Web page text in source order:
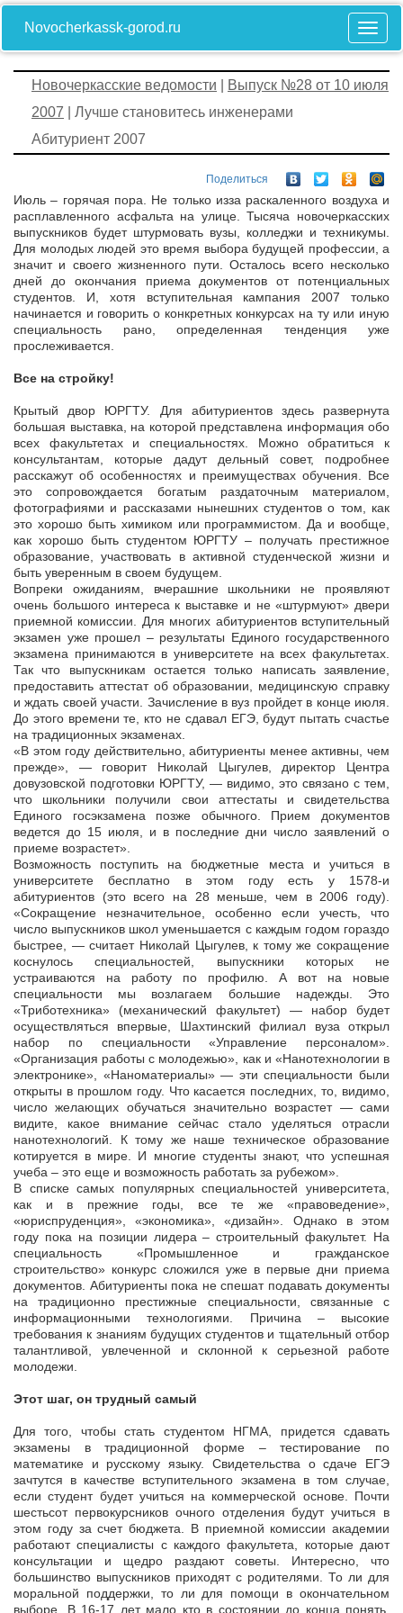
Novocherkassk-gorod.ru
Новочеркасские ведомости
Выпуск №28 от 10 июля
2007 | Лучше становитесь инженерами
Абитуриент 2007
Поделиться
Июль – горячая пора. Не только из­за раскаленного воздуха и
расплавленного асфальта на улице. Тысяча новочеркасских
выпускников будет штурмовать вузы, колледжи и техникумы.
Для молодых людей это время выбора будущей профессии, а
значит и своего жизненного пути. Осталось всего несколько
дней до окончания приема документов от потенциальных
студентов. И, хотя вступительная кампания 2007 только
начинается и говорить о конкретных конкурсах на ту или иную
специальность рано, определенная тенденция уже
прослеживается.
Все на стройку!
Крытый двор ЮРГТУ. Для абитуриентов здесь развернута
большая выставка, на которой представлена информация обо
всех факультетах и специальностях. Можно обратиться к
консультантам, которые дадут дельный совет, подробнее
расскажут об особенностях и преимуществах обучения. Все
это сопровождается богатым раздаточным материалом,
фотографиями и рассказами нынешних студентов о том, как
это хорошо быть химиком или программистом. Да и вообще,
как хорошо быть студентом ЮРГТУ – получать престижное
образование, участвовать в активной студенческой жизни и
быть уверенным в своем будущем.
Вопреки ожиданиям, вчерашние школьники не проявляют
очень большого интереса к выставке и не «штурмуют» двери
приемной комиссии. Для многих абитуриентов вступительный
экзамен уже прошел – результаты Единого государственного
экзамена принимаются в университете на всех факультетах.
Так что выпускникам остается только написать заявление,
предоставить аттестат об образовании, медицинскую справку
и ждать своей участи. Зачисление в вуз пройдет в конце июля.
До этого времени те, кто не сдавал ЕГЭ, будут пытать счастье
на традиционных экзаменах.
«В этом году действительно, абитуриенты менее активны, чем
прежде», — говорит Николай Цыгулев, директор Центра
довузовской подготовки ЮРГТУ, — видимо, это связано с тем,
что школьники получили свои аттестаты и свидетельства
Единого госэкзамена позже обычного. Прием документов
ведется до 15 июля, и в последние дни число заявлений о
приеме возрастет».
Возможность поступить на бюджетные места и учиться в
университете бесплатно в этом году есть у 1578-и
абитуриентов (это всего на 28 меньше, чем в 2006 году).
«Сокращение незначительное, особенно если учесть, что
число выпускников школ уменьшается с каждым годом гораздо
быстрее, — считает Николай Цыгулев, к тому же сокращение
коснулось специальностей, выпускники которых не
устраиваются на работу по профилю. А вот на новые
специальности мы возлагаем большие надежды. Это
«Триботехника» (механический факультет) — набор будет
осуществляться впервые, Шахтинский филиал вуза открыл
набор по специальности «Управление персоналом».
«Организация работы с молодежью», как и «Нанотехнологии в
электронике», «Наноматериалы» — эти специальности были
открыты в прошлом году. Что касается последних, то, видимо,
число желающих обучаться значительно возрастет — сами
видите, какое внимание сейчас стало уделяться отрасли
нанотехнологий. К тому же наше техническое образование
котируется в мире. И многие студенты знают, что успешная
учеба – это еще и возможность работать за рубежом».
В списке самых популярных специальностей университета,
как и в прежние годы, все те же «правоведение»,
«юриспруденция», «экономика», «дизайн». Однако в этом
году пока на позиции лидера – строительный факультет. На
специальность «Промышленное и гражданское
строительство» конкурс сложился уже в первые дни приема
документов. Абитуриенты пока не спешат подавать документы
на традиционно престижные специальности, связанные с
информационными технологиями. Причина – высокие
требования к знаниям будущих студентов и тщательный отбор
талантливой, увлеченной и склонной к серьезной работе
молодежи.
Этот шаг, он трудный самый
Для того, чтобы стать студентом НГМА, придется сдавать
экзамены в традиционной форме – тестирование по
математике и русскому языку. Свидетельства о сдаче ЕГЭ
зачтутся в качестве вступительного экзамена в том случае,
если студент будет учиться на коммерческой основе. Почти
шестьсот первокурсников очного отделения будут учиться в
этом году за счет бюджета. В приемной комиссии академии
работают специалисты с каждого факультета, которые дают
консультации и щедро раздают советы. Интересно, что
большинство выпускников приходят с родителями. То ли для
моральной поддержки, то ли для помощи в окончательном
выборе. В 16-17 лет мало кто в состоянии до конца понять,